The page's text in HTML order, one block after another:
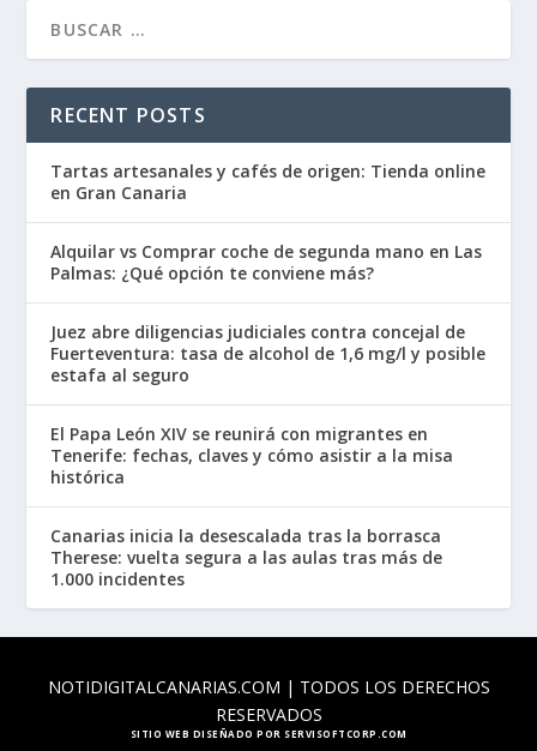
RECENT POSTS
Tartas artesanales y cafés de origen: Tienda online
en Gran Canaria
Alquilar vs Comprar coche de segunda mano en Las
Palmas: ¿Qué opción te conviene más?
Juez abre diligencias judiciales contra concejal de
Fuerteventura: tasa de alcohol de 1,6 mg/l y posible
estafa al seguro
El Papa León XIV se reunirá con migrantes en
Tenerife: fechas, claves y cómo asistir a la misa
histórica
Canarias inicia la desescalada tras la borrasca
Therese: vuelta segura a las aulas tras más de
1.000 incidentes
NOTIDIGITALCANARIAS.COM | TODOS LOS DERECHOS
RESERVADOS
SITIO WEB DISEÑADO POR SERVISOFTCORP.COM